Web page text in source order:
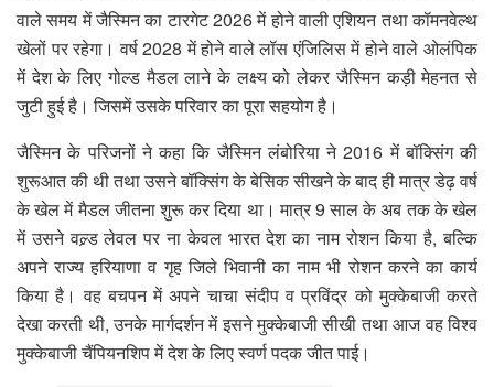
वाले समय में जैस्मिन का टारगेट 2026 में होने वाली एशियन तथा कॉमनवेल्थ
खेलों पर रहेगा। वर्ष 2028 में होने वाले लॉस एंजिलिस में होने वाले ओलंपिक
में देश के लिए गोल्ड मैडल लाने के लक्ष्य को लेकर जैस्मिन कड़ी मेहनत से
जुटी हुई है। जिसमें उसके परिवार का पूरा सहयोग है।
जैस्मिन के परिजनों ने कहा कि जैस्मिन लंबोरिया ने 2016 में बॉक्सिंग की
शुरूआत की थी तथा उसने बॉक्सिंग के बेसिक सीखने के बाद ही मात्र डेढ़ वर्ष
के खेल में मैडल जीतना शुरू कर दिया था। मात्र 9 साल के अब तक के खेल
में उसने वल्र्ड लेवल पर ना केवल भारत देश का नाम रोशन किया है, बल्कि
अपने राज्य हरियाणा व गृह जिले भिवानी का नाम भी रोशन करने का कार्य
किया है। वह बचपन में अपने चाचा संदीप व प्रविंद्र को मुक्केबाजी करते
देखा करती थी, उनके मार्गदर्शन में इसने मुक्केबाजी सीखी तथा आज वह विश्व
मुक्केबाजी चैंपियनशिप में देश के लिए स्वर्ण पदक जीत पाई।